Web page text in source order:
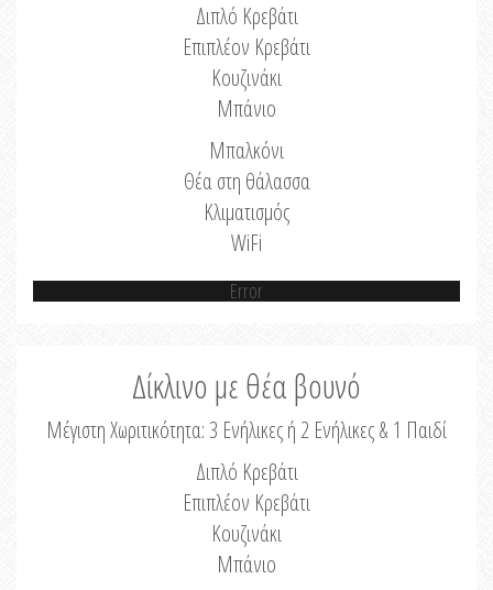
Διπλό Κρεβάτι
Επιπλέον Κρεβάτι
Κουζινάκι
Μπάνιο
Μπαλκόνι
Θέα στη θάλασσα
Κλιματισμός
WiFi
Error
Δίκλινο με θέα βουνό
Μέγιστη Χωριτικότητα: 3 Ενήλικες ή 2 Ενήλικες & 1 Παιδί
Διπλό Κρεβάτι
Επιπλέον Κρεβάτι
Κουζινάκι
Μπάνιο